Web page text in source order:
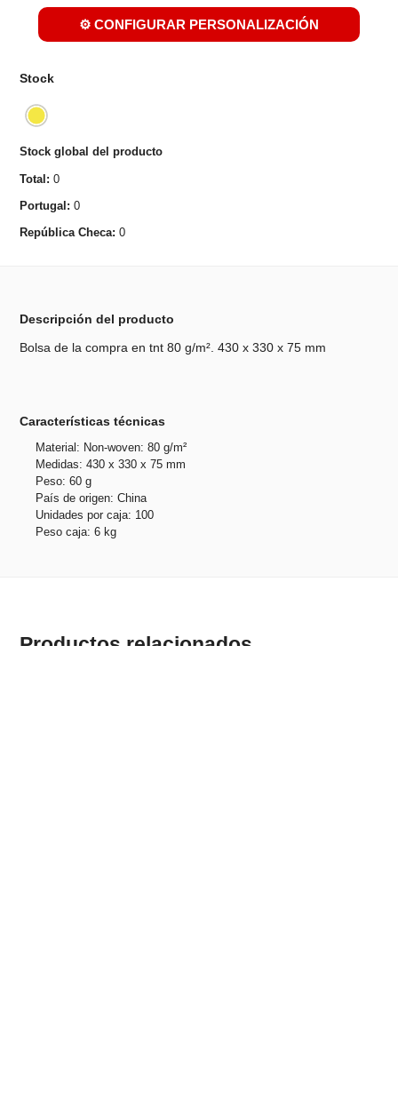
⚙️ CONFIGURAR PERSONALIZACIÓN
Stock
Stock global del producto
Total: 0
Portugal: 0
República Checa: 0
Descripción del producto
Bolsa de la compra en tnt 80 g/m². 430 x 330 x 75 mm
Características técnicas
Material: Non-woven: 80 g/m²
Medidas: 430 x 330 x 75 mm
Peso: 60 g
País de origen: China
Unidades por caja: 100
Peso caja: 6 kg
Productos relacionados